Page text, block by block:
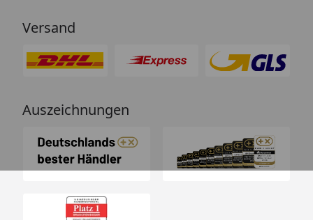
Versand
Auszeichnungen